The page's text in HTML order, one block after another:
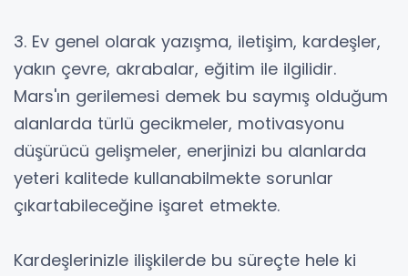
3. Ev genel olarak yazışma, iletişim, kardeşler,
yakın çevre, akrabalar, eğitim ile ilgilidir.
Mars'ın gerilemesi demek bu saymış olduğum
alanlarda türlü gecikmeler, motivasyonu
düşürücü gelişmeler, enerjinizi bu alanlarda
yeteri kalitede kullanabilmekte sorunlar
çıkartabileceğine işaret etmekte.
Kardeşlerinizle ilişkilerde bu süreçte hele ki